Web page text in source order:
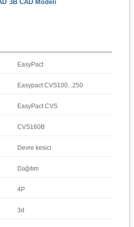
3B CAD Modeli
EasyPact
Easypact CVS100...250
EasyPact CVS
CVS160B
Devre kesici
Dağıtım
4P
3d